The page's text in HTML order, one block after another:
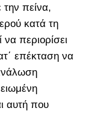
πείνα,
κατά τη
περιορίσει
επέκταση να
αυτή που